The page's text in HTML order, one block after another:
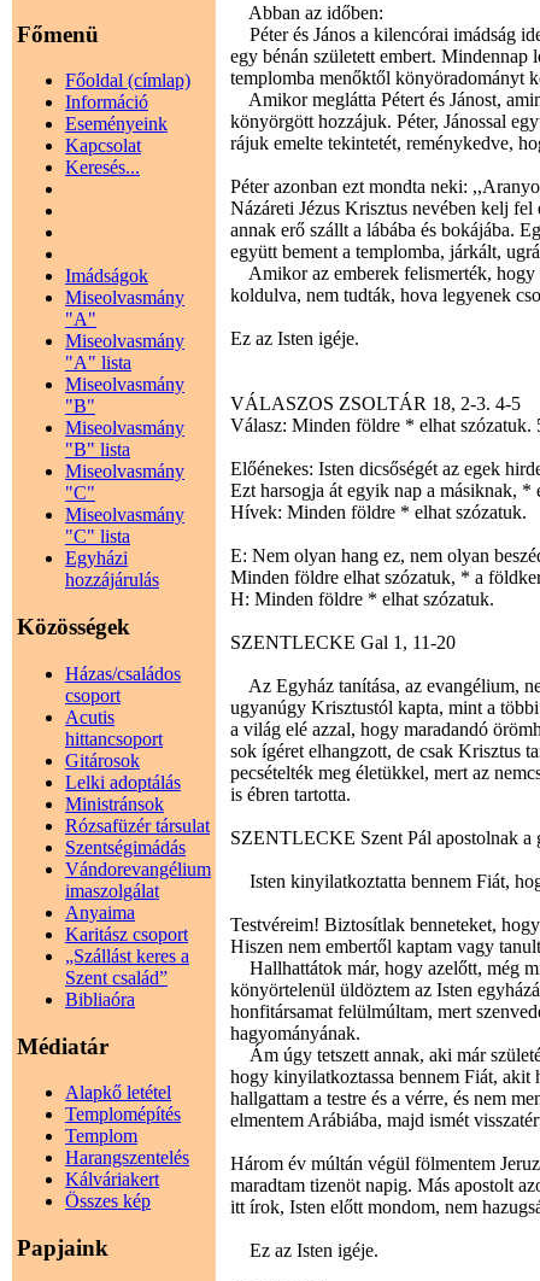
Főmenü
Főoldal (címlap)
Információ
Eseményeink
Kapcsolat
Keresés...
Imádságok
Miseolvasmány
"A"
Miseolvasmány
"A" lista
Miseolvasmány
"B"
Miseolvasmány
"B" lista
Miseolvasmány
"C"
Miseolvasmány
"C" lista
Egyházi
hozzájárulás
Közösségek
Házas/családos
csoport
Acutis
hittancsoport
Gitárosok
Lelki adoptálás
Ministránsok
Rózsafüzér társulat
Szentségimádás
Vándorevangélium
imaszolgálat
Anyaima
Karitász csoport
„Szállást keres a
Szent család”
Bibliaóra
Médiatár
Alapkő letétel
Templomépítés
Templom
Harangszentelés
Kálváriakert
Összes kép
Papjaink
Abban az időben:
Péter és János a kilencórai imádság
egy bénán született embert. Mindennap
templomba menőktől könyöradományt
Amikor meglátta Pétert és Jánost,
könyörgött hozzájuk. Péter, Jánossal
rájuk emelte tekintetét, reménykedve,
Péter azonban ezt mondta neki:
Názáreti Jézus Krisztus nevében kelj
annak erő szállt a lábába és bokájába.
együtt bement a templomba, járkált,
Amikor az emberek felismerték, hogy
koldulva, nem tudták, hova legyenek
Ez az Isten igéje.
VÁLASZOS ZSOLTÁR 18, 2-3. 4-5
Válasz: Minden földre * elhat szózatuk.
Előénekes: Isten dicsőségét az egek
Ezt harsogja át egyik nap a másiknak, *
Hívek: Minden földre * elhat szózatuk.
E: Nem olyan hang ez, nem olyan
Minden földre elhat szózatuk, * a
H: Minden földre * elhat szózatuk.
SZENTLECKE Gal 1, 11-20
Az Egyház tanítása, az evangélium,
ugyanúgy Krisztustól kapta, mint a
a világ elé azzal, hogy maradandó
sok ígéret elhangzott, de csak Krisztus
pecsételték meg életükkel, mert az
is ébren tartotta.
SZENTLECKE Szent Pál apostolnak a
Isten kinyilatkoztatta bennem Fiát,
Testvéreim! Biztosítlak benneteket,
Hiszen nem embertől kaptam vagy
Hallhattátok már, hogy azelőtt, még
könyörtelenül üldöztem az Isten
honfitársamat felülmúltam, mert
hagyományának.
Ám úgy tetszett annak, aki már
hogy kinyilatkoztassa bennem Fiát,
hallgattam a testre és a vérre, és nem
elmentem Arábiába, majd ismét
Három év múltán végül fölmentem
maradtam tizenöt napig. Más apostolt
itt írok, Isten előtt mondom, nem
Ez az Isten igéje.